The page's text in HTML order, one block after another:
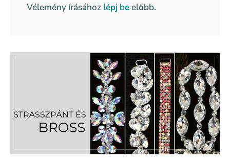
Vélemény írásához lépj beelőbb.